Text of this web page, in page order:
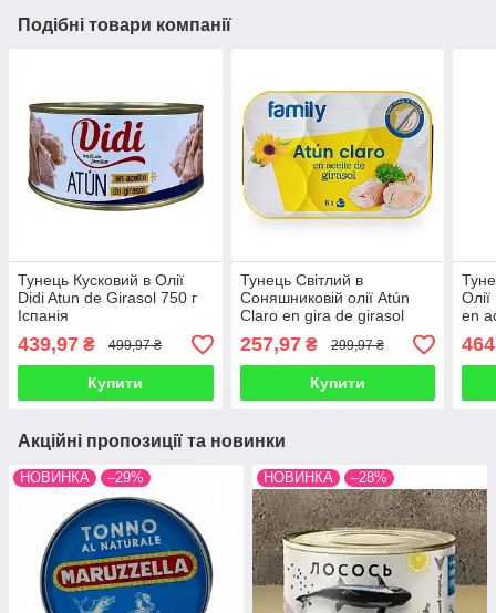
Подібні товари компанії
Тунець Кусковий в Олії
Didi Atun de Girasol 750 г
Іспанія
439,97 ₴ 499,97 ₴
Купити
Тунець Світлий в
Соняшниковій олії Atún
Claro en gira de girasol
Family 6шт*70г Іспанія
257,97₴ 299,97 ₴
Купити
en
Акційні пропозиції та новинки
НОВИНКА –29% НОВИНКА –28%